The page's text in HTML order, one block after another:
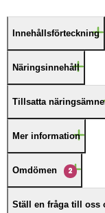
Innehållsförteckning
Näringsinnehåll
Tillsatta
Mer information
Omdömen 2
Ställ en fråga till oss